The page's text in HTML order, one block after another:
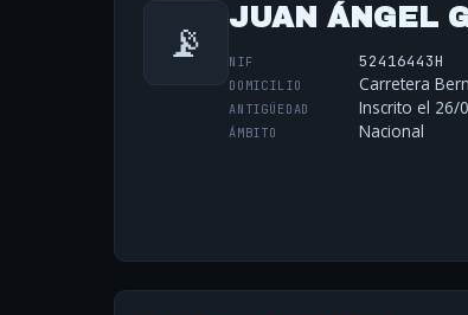
📡 JUAN ÁNGEL
NIF 52416443H
DOMICILIO Carretera
ANTIGÜEDAD Inscrito el 26/
ÁMBITO Nacional